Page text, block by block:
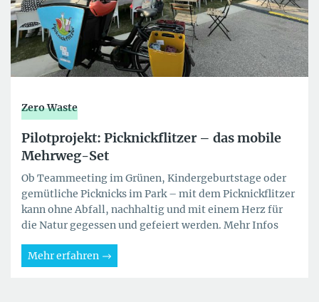
Zero Waste
Pilotprojekt: Picknickflitzer – das mobile
Mehrweg-Set
Ob Teammeeting im Grünen, Kindergeburtstage oder
gemütliche Picknicks im Park – mit dem Picknickflitzer
kann ohne Abfall, nachhaltig und mit einem Herz für
die Natur gegessen und gefeiert werden. Mehr Infos
Mehr erfahren